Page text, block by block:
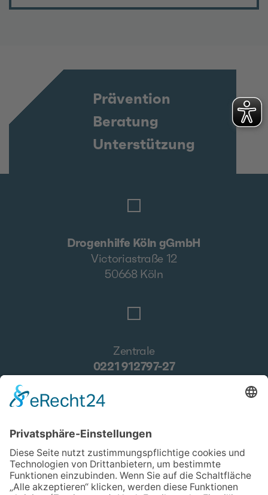
Prävention
Beratung
Unterstützung
Drogenhilfe Köln gGmbH
Victoriastraße 12
50668 Köln
Zentrale
0221 912797-27
E-Mail
verwaltung@drogenhilfe.koeln